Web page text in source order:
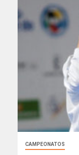
CAMPEONATOS